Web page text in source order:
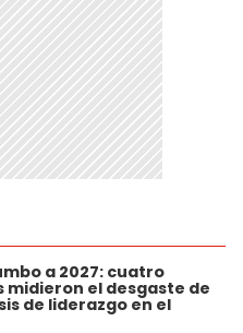
a 2027: cuatro
midieron el desgaste de
de liderazgo en el